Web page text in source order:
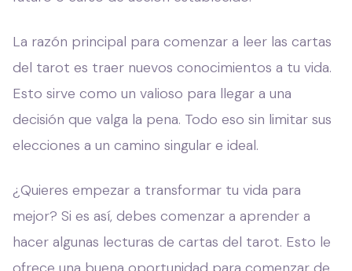
La razón principal para comenzar a leer las cartas
del tarot es traer nuevos conocimientos a tu vida.
Esto sirve como un valioso para llegar a una
decisión que valga la pena. Todo eso sin limitar sus
elecciones a un camino singular e ideal.
¿Quieres empezar a transformar tu vida para
mejor? Si es así, debes comenzar a aprender a
hacer algunas lecturas de cartas del tarot. Esto le